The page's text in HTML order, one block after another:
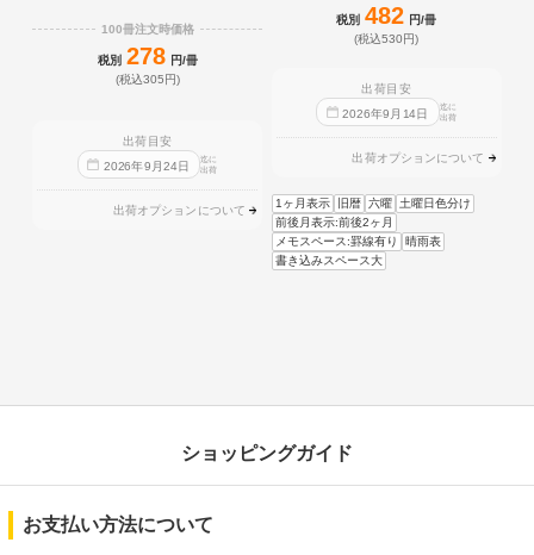
100冊注文時価格
税別 278 円/冊
(税込305円)
出荷目安
2026年9 月24日
迄に
出荷
出荷オプションについて
税別 482 円/冊
(税込530円)
出荷目安
2026年9 月 14日
迄に
出荷
出荷オプションについて
1ヶ月表示 旧暦 六曜
土曜日色分け
前後月表示:前後2ヶ月
メモスペース:罫線有り
晴雨表
書き込みスペース大
ショッピングガイド
お支払い方法について